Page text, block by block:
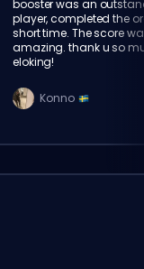
booster was an
player, completed the
short time. The score
amazing. thank u so
eloking!
Konno